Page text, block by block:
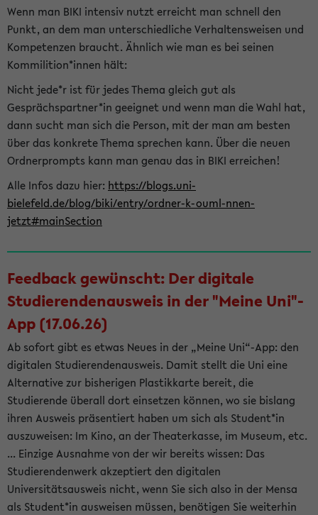
Wenn man BIKI intensiv nutzt erreicht man schnell den
Punkt, an dem man unterschiedliche Verhaltensweisen und
Kompetenzen braucht. Ähnlich wie man es bei seinen
Kommilition*innen hält:
Nicht jede*r ist für jedes Thema gleich gut als
Gesprächspartner*in geeignet und wenn man die Wahl hat,
dann sucht man sich die Person, mit der man am besten
über das konkrete Thema sprechen kann. Über die neuen
Ordnerprompts kann man genau das in BIKI erreichen!
Alle Infos dazu hier: https://blogs.uni-
bielefeld.de/blog/biki/entry/ordner-k-ouml-nnen-
jetzt#mainSection
Feedback gewünscht: Der digitale
Studierendenausweis in der "Meine Uni"-
App (17.06.26)
Ab sofort gibt es etwas Neues in der „Meine Uni“-App: den
digitalen Studierendenausweis. Damit stellt die Uni eine
Alternative zur bisherigen Plastikkarte bereit, die
Studierende überall dort einsetzen können, wo sie bislang
ihren Ausweis präsentiert haben um sich als Student*in
auszuweisen: Im Kino, an der Theaterkasse, im Museum, etc.
... Einzige Ausnahme von der wir bereits wissen: Das
Studierendenwerk akzeptiert den digitalen
Universitätsausweis nicht, wenn Sie sich also in der Mensa
als Student*in ausweisen müssen, benötigen Sie weiterhin